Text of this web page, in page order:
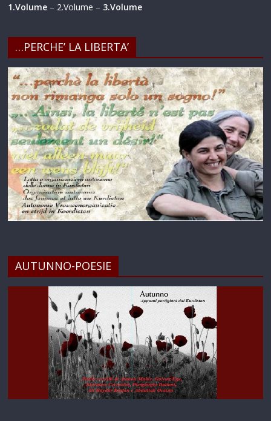
1.Volume – 2.Volume – 3.Volume
…PERCHE’ LA LIBERTA’
AUTUNNO-POESIE